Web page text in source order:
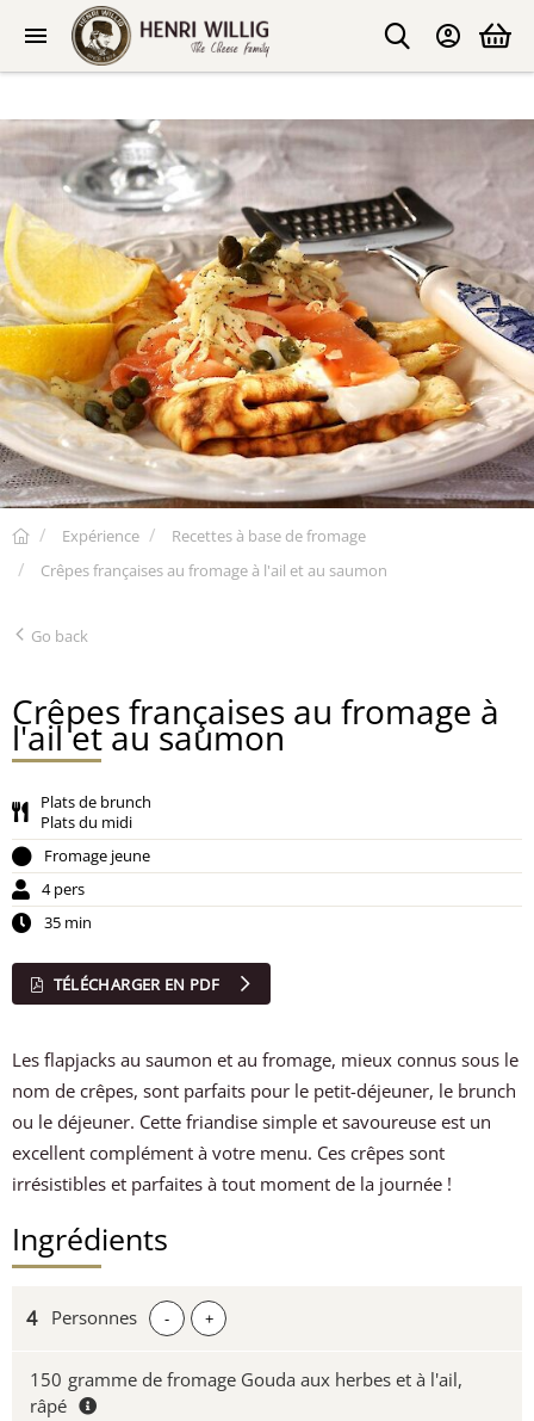
Expérience
Recettes à base de fromage
Crêpes françaises au fromage à l'ail et au saumon
Go back
Crêpes françaises au fromage à
l'ail et au saumon
Plats de brunch
Plats du midi
Fromage jeune
4 pers
35 min
TÉLÉCHARGER EN PDF
Les flapjacks au saumon et au fromage, mieux connus sous le
nom de crêpes, sont parfaits pour le petit-déjeuner, le brunch
ou le déjeuner. Cette friandise simple et savoureuse est un
excellent complément à votre menu. Ces crêpes sont
irrésistibles et parfaites à tout moment de la journée !
Ingrédients
Personnes - +
150 gramme de fromage Gouda aux herbes et à l'ail,
râpé